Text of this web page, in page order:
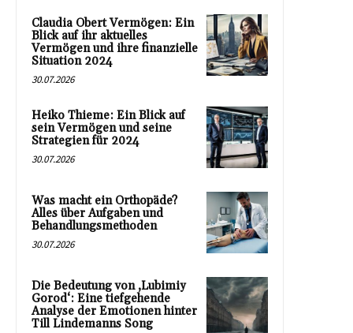
Claudia Obert Vermögen: Ein
Blick auf ihr aktuelles
Vermögen und ihre finanzielle
Situation 2024
30.07.2026
Heiko Thieme: Ein Blick auf
sein Vermögen und seine
Strategien für 2024
30.07.2026
Was macht ein Orthopäde?
Alles über Aufgaben und
Behandlungsmethoden
30.07.2026
Die Bedeutung von ‚Lubimiy
Gorod‘: Eine tiefgehende
Analyse der Emotionen hinter
Till Lindemanns Song